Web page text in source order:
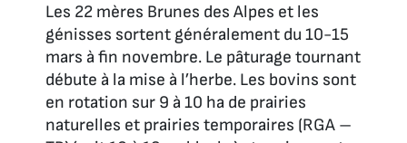
Les 22 mères Brunes des Alpes et les
génisses sortent généralement du 10-15
mars à fin novembre. Le pâturage tournant
débute à la mise à l’herbe. Les bovins sont
en rotation sur 9 à 10 ha de prairies
naturelles et prairies temporaires (RGA –